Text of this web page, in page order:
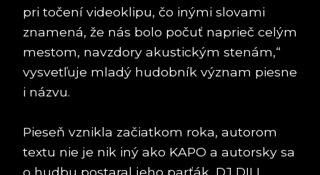
pri točení videoklipu, čo inými slovami
znamená, že nás bolo počuť naprieč celým
mestom, navzdory akustickým stenám,“
vysvetľuje mladý hudobník význam piesne
i názvu.
Pieseň vznikla začiatkom roka, autorom
textu nie je nik iný ako KAPO a autorsky sa
o hudbu postaral jeho parťák, DJ DILL,